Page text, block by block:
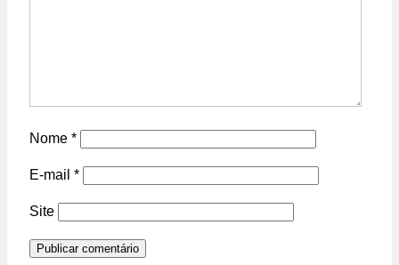
Nome *
E-mail *
Site